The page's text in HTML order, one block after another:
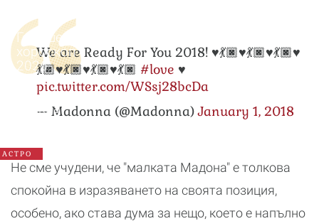
We are Ready For You 2018! ♥️💃🏿♥️💃🏿♥️💃🏿♥️
💃🏿♥️💃🏿♥️💃🏿♥️💃🏿 #love ♥️
pic.twitter.com/WSsj28bcDa
— Madonna (@Madonna)January 1, 2018
Годишен
хороскоп
2026:
Какво
очаква
АСТРО
Не сме учудени, че "малката Мадона" е толкова
спокойна в изразяването на своята позиция,
особено, ако става дума за нещо, което е напълно